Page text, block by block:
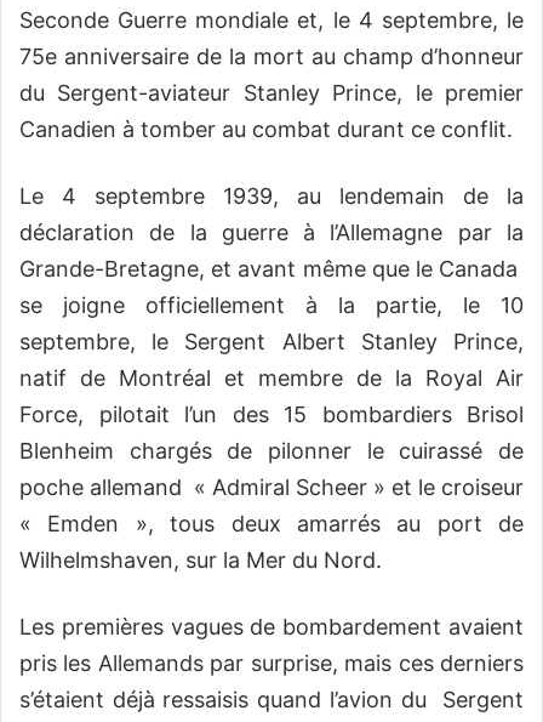
Seconde Guerre mondiale et, le 4 septembre, le
75e anniversaire de la mort au champ d’honneur
du Sergent-aviateur Stanley Prince, le premier
Canadien à tomber au combat durant ce conflit.
Le 4 septembre 1939, au lendemain de la
déclaration de la guerre à l’Allemagne par la
Grande-Bretagne, et avant même que le Canada
se joigne officiellement à la partie, le 10
septembre, le Sergent Albert Stanley Prince,
natif de Montréal et membre de la Royal Air
Force, pilotait l’un des 15 bombardiers Brisol
Blenheim chargés de pilonner le cuirassé de
poche allemand « Admiral Scheer » et le croiseur
« Emden », tous deux amarrés au port de
Wilhelmshaven, sur la Mer du Nord.
Les premières vagues de bombardement avaient
pris les Allemands par surprise, mais ces derniers
s’étaient déjà ressaisis quand l’avion du Sergent